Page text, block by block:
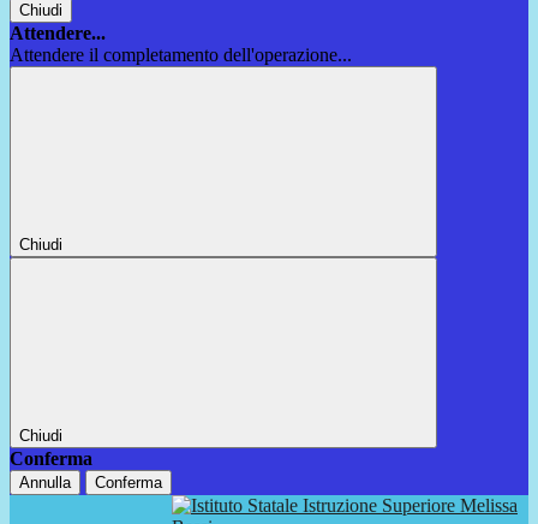
Chiudi
Attendere...
Attendere il completamento dell'operazione...
Chiudi
Chiudi
Conferma
Annulla Conferma